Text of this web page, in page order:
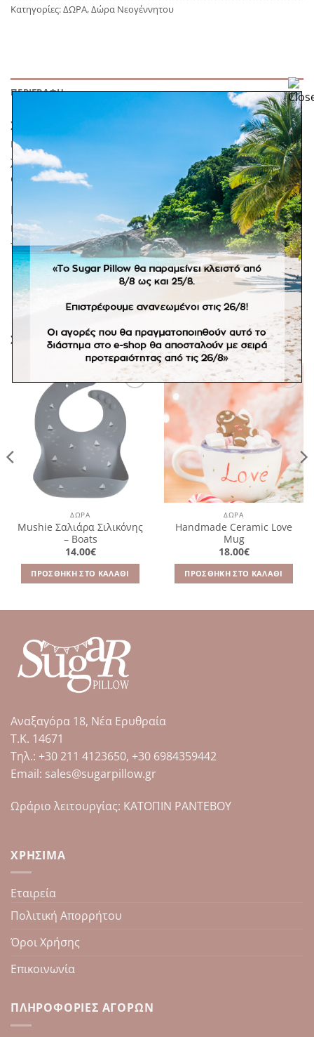
Κατηγορίες:ΔΩΡΑ,Δώρα Νεογέννητου
ΠΕΡΙΓΡΑΦΉ
Σετ κουτάλι και πιρούνι της εταιρείας Mushie. Ελαφρύ
και ανθεκτικό, με μίνιμαλ σχεδιασμό σε υπέροχα
χρώματα. Συνδυάστε το με υπόλοιπα αξεσουάρ
φαγητού για ένα υπέροχο δώρο!
Κατασκευασμένο από πλαστικό πολυπροπυλενίου,
κατάλληλο για φούρνο μικροκυμάτων και πλυντήριο
πιάτων.
ΣΧΕΤΙΚΆ ΠΡΟΪΌΝΤΑ
Πρόσθήκη
στην
λίστα
επιθυμιών
ΔΩΡΑ
Mushie Σαλιάρα Σιλικόνης
– Boats
14.00€
ΠΡΟΣΘΉΚΗ ΣΤΟ ΚΑΛΆΘΙ
στην
λίστα
επιθυμιών
ΔΩΡΑ
Handmade Ceramic Love
Mug
18.00€
ΠΡΟΣΘΉΚΗ ΣΤΟ ΚΑΛΆΘΙ
Αναξαγόρα 18, Νέα Ερυθραία
Τ.Κ. 14671
Tηλ.: +30 211 4123650, +30 6984359442
Email: sales@sugarpillow.gr
Ωράριο λειτουργίας: ΚΑΤΟΠΙΝ ΡΑΝΤΕΒΟΥ
ΧΡΉΣΙΜΑ
Εταιρεία
Πολιτική Απορρήτου
Όροι Χρήσης
Επικοινωνία
ΠΛΗΡΟΦΟΡΊΕΣ ΑΓΟΡΏΝ